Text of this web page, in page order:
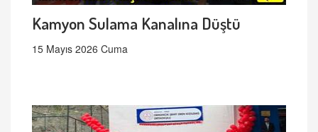
Kamyon Sulama Kanalına Düştü
15 Mayıs 2026 Cuma